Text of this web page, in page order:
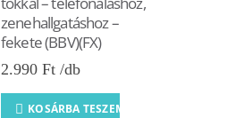
zenehallgatáshoz –
fekete (BBV)(FX)
2.990 Ft
KOSÁRBA TESZEM